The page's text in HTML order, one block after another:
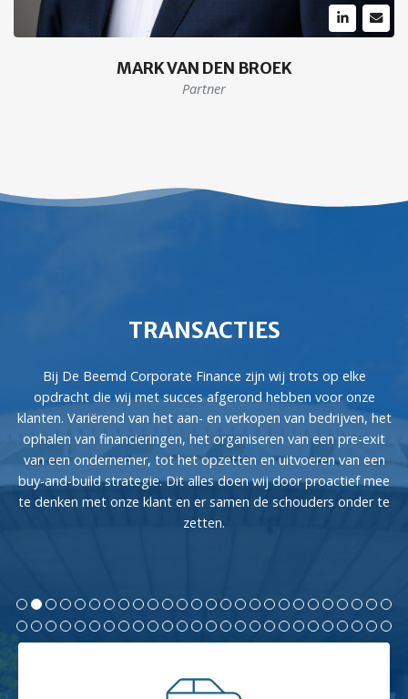
MARK VAN DEN BROEK
Partner
TRANSACTIES
Bij De Beemd Corporate Finance zijn wij trots op elke
opdracht die wij met succes afgerond hebben voor onze
klanten. Variërend van het aan- en verkopen van bedrijven, het
ophalen van financieringen, het organiseren van een pre-exit
van een ondernemer, tot het opzetten en uitvoeren van een
buy-and-build strategie. Dit alles doen wij door proactief mee
te denken met onze klant en er samen de schouders onder te
zetten.